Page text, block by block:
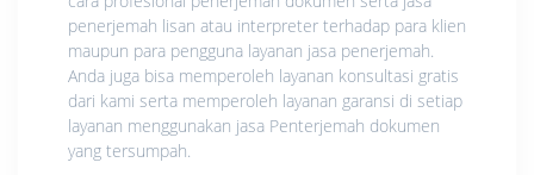
penerjemah lisan atau interpreter terhadap para klien
maupun para pengguna layanan jasa penerjemah.
Anda juga bisa memperoleh layanan konsultasi gratis
dari kami serta memperoleh layanan garansi di setiap
layanan menggunakan jasa Penterjemah dokumen
yang tersumpah.